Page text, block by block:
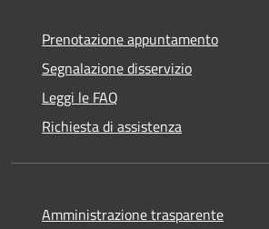
Prenotazione appuntamento
Segnalazione disservizio
Leggi le FAQ
Richiesta di assistenza
Amministrazione trasparente